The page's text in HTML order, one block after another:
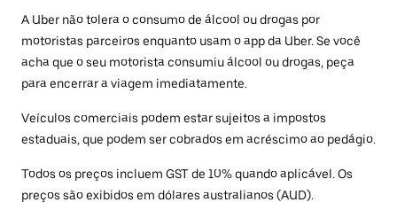
A Uber não tolera o consumo de álcool ou drogas por
motoristas parceiros enquanto usam o app da Uber. Se você
acha que o seu motorista consumiu álcool ou drogas, peça
para encerrar a viagem imediatamente.
Veículos comerciais podem estar sujeitos a impostos
estaduais, que podem ser cobrados em acréscimo ao pedágio.
Todos os preços incluem GST de 10% quando aplicável. Os
preços são exibidos em dólares australianos (AUD).